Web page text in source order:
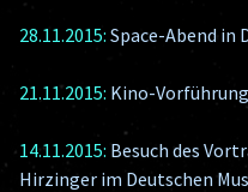
28.11.2015: Space-Abend in
21.11.2015: Kino-
14.11.2015: Besuch des
Hirzinger im Deutschen